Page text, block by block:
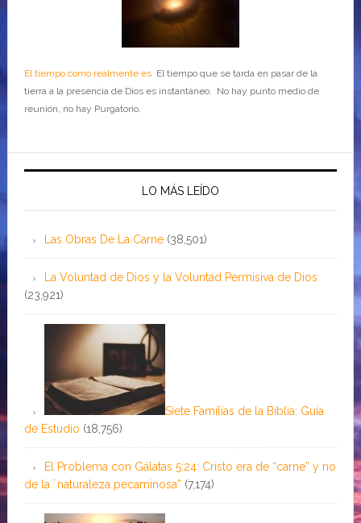
El tiempo como realmente esEl tiempo que se tarda en pasar de la
tierra a la presencia de Dios es instantáneo. No hay punto medio de
reunión, no hay Purgatorio.
LO MÁS LEÍDO
Las Obras De La Carne (38,501)
La Voluntad de Dios y la Voluntad Permisiva de Dios
(23,921)
Siete Familias de la Biblia: Guía
de Estudio (18,756)
El Problema con Gálatas 5:24: Cristo era de “carne” y no
de la ¨naturaleza pecaminosa” (7,174)